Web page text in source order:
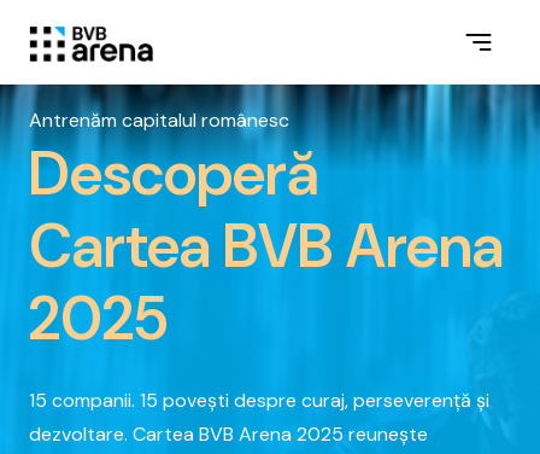
Antrenăm capitalul românesc
Descoperă
Cartea BVB Arena
2025
15 companii. 15 povești despre curaj, perseverență și
dezvoltare. Cartea BVB Arena 2025 reunește